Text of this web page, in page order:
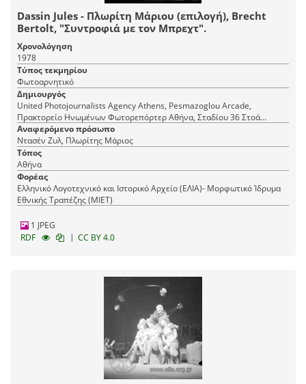
Dassin Jules - Πλωρίτη Μάριου (επιλογή), Brecht
Bertolt, "Συντροφιά με τον Μπρεχτ".
Χρονολόγηση
1978
Τύπος τεκμηρίου
Φωτοαρνητικό
Δημιουργός
United Photojournalists Agency Athens, Pesmazoglou Arcade,
Πρακτορείο Ηνωμένων Φωτορεπόρτερ Αθήνα, Σταδίου 36 Στοά
Πεσμαζόγλου, τηλ. 22-348
Αναφερόμενο πρόσωπο
Ντασέν Ζυλ, Πλωρίτης Μάριος
Τόπος
Αθήνα
Φορέας
Ελληνικό Λογοτεχνικό και Ιστορικό Αρχείο (ΕΛΙΑ)- Μορφωτικό Ίδρυμα
Εθνικής Τραπέζης (ΜΙΕΤ)
1 JPEG
RDF
| CC BY 4.0